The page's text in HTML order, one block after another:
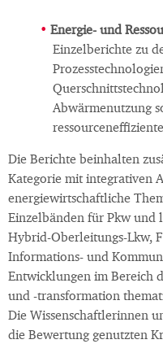
Energie- und
Einzelberichte zu
Abwärmenutzung
Die Berichte beinhalten
Kategorie mit integrativen
energiewirtschaftliche
Einzelbänden für Pkw und
Hybrid-Oberleitungs-Lkw,
Informations- und
Entwicklungen im Bereich
und -transformation
Die Wissenschaftlerinnen
die Bewertung genutzten